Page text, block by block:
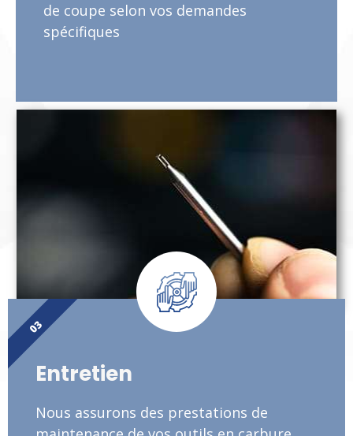
de coupe selon vos demandes
spécifiques
Entretien
Nous assurons des prestations de
03